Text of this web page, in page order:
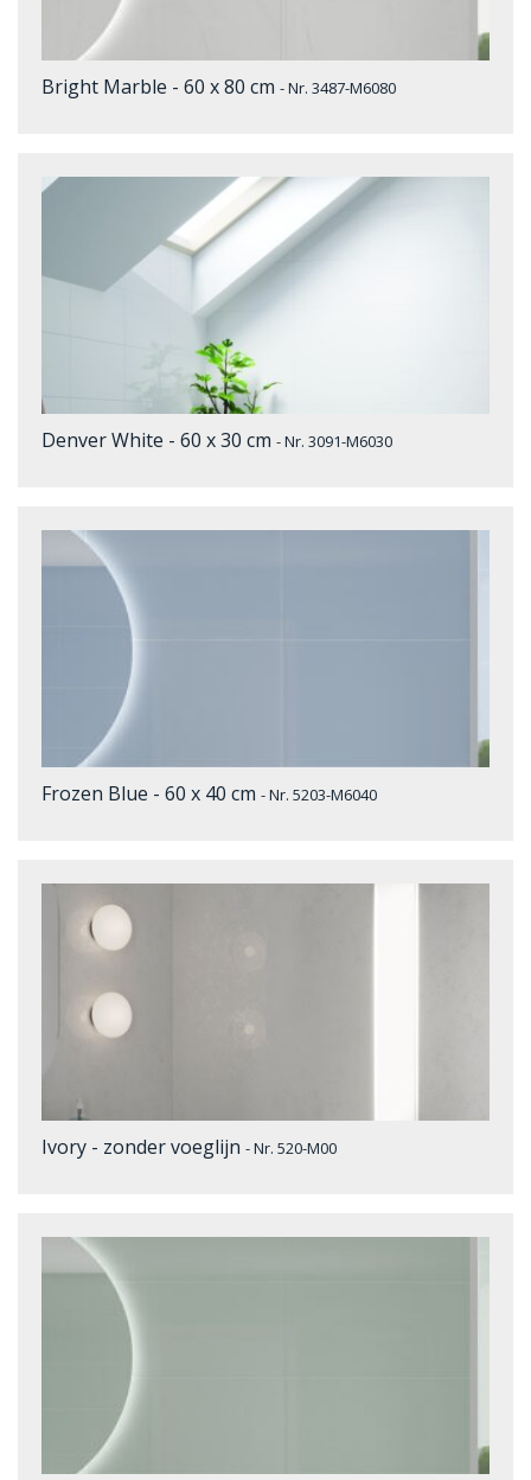
Bright Marble - 60 x 80 cm - Nr. 3487-M6080
Denver White - 60 x 30 cm - Nr. 3091-M6030
Frozen Blue - 60 x 40 cm - Nr. 5203-M6040
Ivory - zonder voeglijn - Nr. 520-M00